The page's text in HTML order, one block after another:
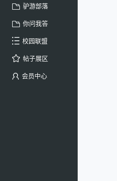
驴游部落
你问我答
校园联盟
帖子展区
会员中心